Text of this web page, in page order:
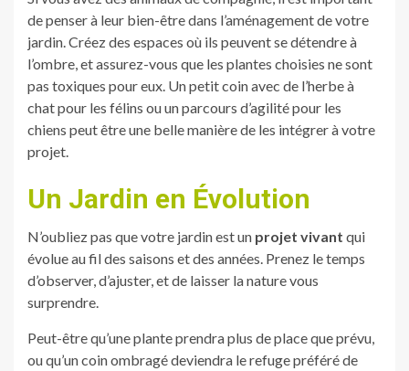
de penser à leur bien-être dans l’aménagement de votre
jardin. Créez des espaces où ils peuvent se détendre à
l’ombre, et assurez-vous que les plantes choisies ne sont
pas toxiques pour eux. Un petit coin avec de l’herbe à
chat pour les félins ou un parcours d’agilité pour les
chiens peut être une belle manière de les intégrer à votre
projet.
Un Jardin en Évolution
N’oubliez pas que votre jardin est un projet vivant qui
évolue au fil des saisons et des années. Prenez le temps
d’observer, d’ajuster, et de laisser la nature vous
surprendre.
Peut-être qu’une plante prendra plus de place que prévu,
ou qu’un coin ombragé deviendra le refuge préféré de